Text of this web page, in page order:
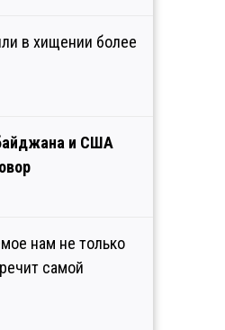
в хищении более
и США
нам не только
самой